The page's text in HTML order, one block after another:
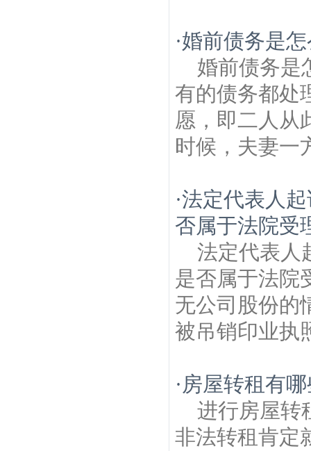
·婚前债务是
婚前债务是
有的债务都处
愿，即二人从
时候，夫妻一
·法定代表人
否属于法院受
法定代表人
是否属于法院
无公司股份的
被吊销印业执
· 房屋转租有
进行房屋转
非法转租肯定